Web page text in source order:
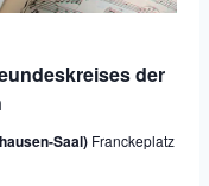
der
Saal) Franckeplatz